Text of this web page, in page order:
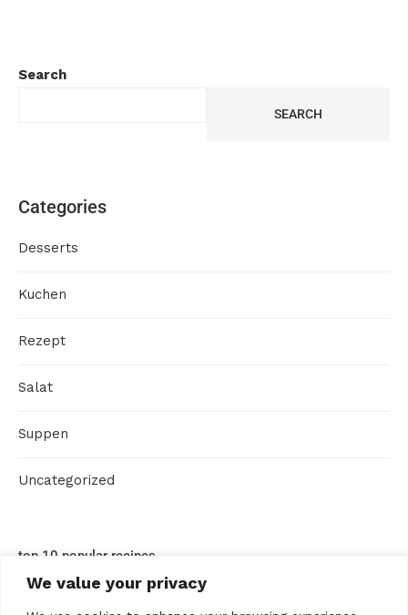
We value your privacy
Search
SEARCH
Categories
Desserts
Kuchen
Rezept
Salat
Suppen
Uncategorized
top 10 popular recipes